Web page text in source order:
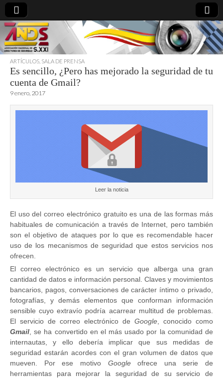
directoresdeseguridad.es
ARTÍCULOS SALA DE PRENSA
Es sencillo, ¿Pero has mejorado la seguridad de tu
cuenta de Gmail?
9 enero, 2017
Leer la noticia
El uso del correo electrónico gratuito es una de las formas más
habituales de comunicación a través de Internet, pero también
son el objetivo de ataques por lo que es recomendable hacer
uso de los mecanismos de seguridad que estos servicios nos
ofrecen.
El correo electrónico es un servicio que alberga una gran
cantidad de datos e información personal. Claves y movimientos
bancarios, pagos, conversaciones de carácter íntimo o privado,
fotografías, y demás elementos que conforman información
sensible cuyo extravío podría acarrear multitud de problemas.
El servicio de correo electrónico de Google , conocido como
Gmail , se ha convertido en el más usado por la comunidad de
internautas, y ello debería implicar que sus medidas de
seguridad estarán acordes con el gran volumen de datos que
mueven. Por ese motivo Googleofrece una serie de
herramientas para mejorar la seguridad de su servicio de